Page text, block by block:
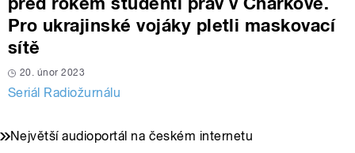
Pro ukrajinské vojáky pletli maskovací
sítě
20. únor 2023
Seriál Radiožurnálu
Největší audioportál na českém internetu